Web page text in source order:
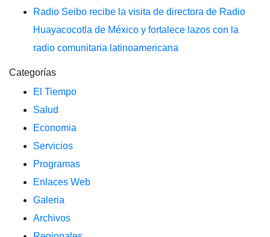
Radio Seibo recibe la visita de directora de Radio
Huayacocotla de México y fortalece lazos con la
radio comunitaria latinoamericana
Categorías
El Tiempo
Salud
Economia
Servicios
Programas
Enlaces Web
Galeria
Archivos